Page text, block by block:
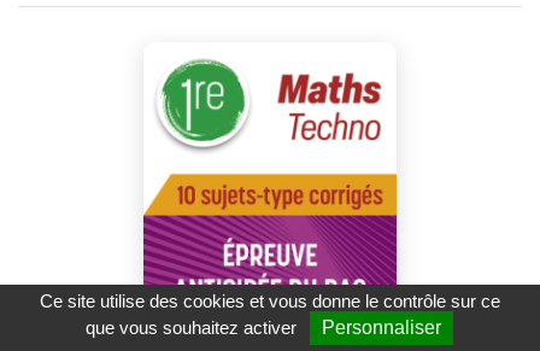
Ce site utilise des cookies et vous donne le contrôle sur ce
que vous souhaitez activer
Personnaliser